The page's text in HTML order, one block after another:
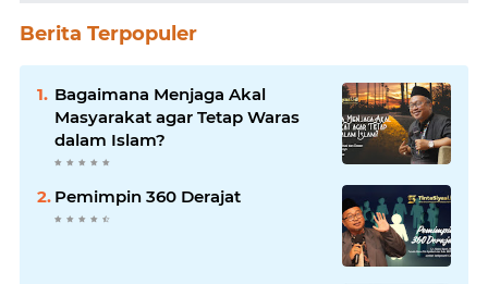
Berita Terpopuler
Bagaimana Menjaga Akal
Masyarakat agar Tetap Waras
dalam Islam?
Pemimpin 360 Derajat